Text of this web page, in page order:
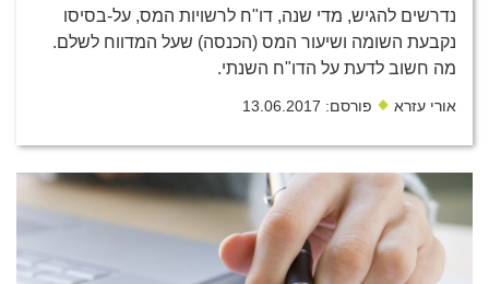
נדרשים להגיש, מדי שנה, דו"ח לרשויות המס, על-בסיסו
נקבעת השומה ושיעור המס (הכנסה) שעל המדווח לשלם.
מה חשוב לדעת על הדו"ח השנתי.
אורי עזרא פורסם: 13.06.2017